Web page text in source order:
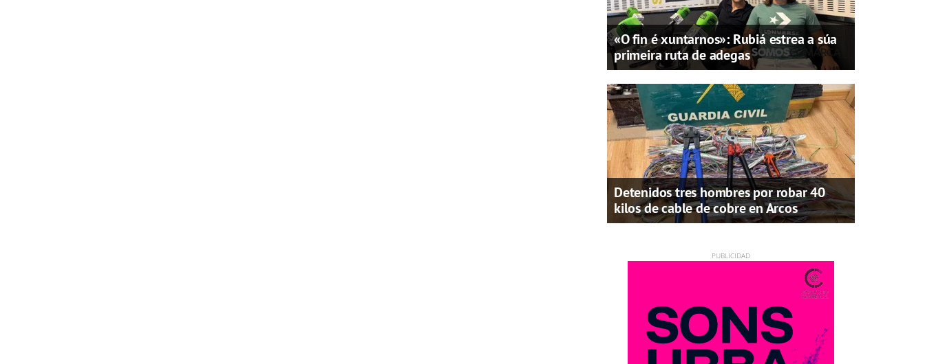
«O fin é xuntarnos»: Rubiá estrea a súa
primeira ruta de adegas
Detenidos tres hombres por robar 40
kilos de cable de cobre en Arcos